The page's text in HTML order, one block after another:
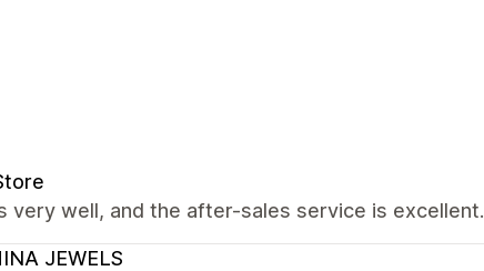
very well, and the after-sales service is excellent.
JEWELS